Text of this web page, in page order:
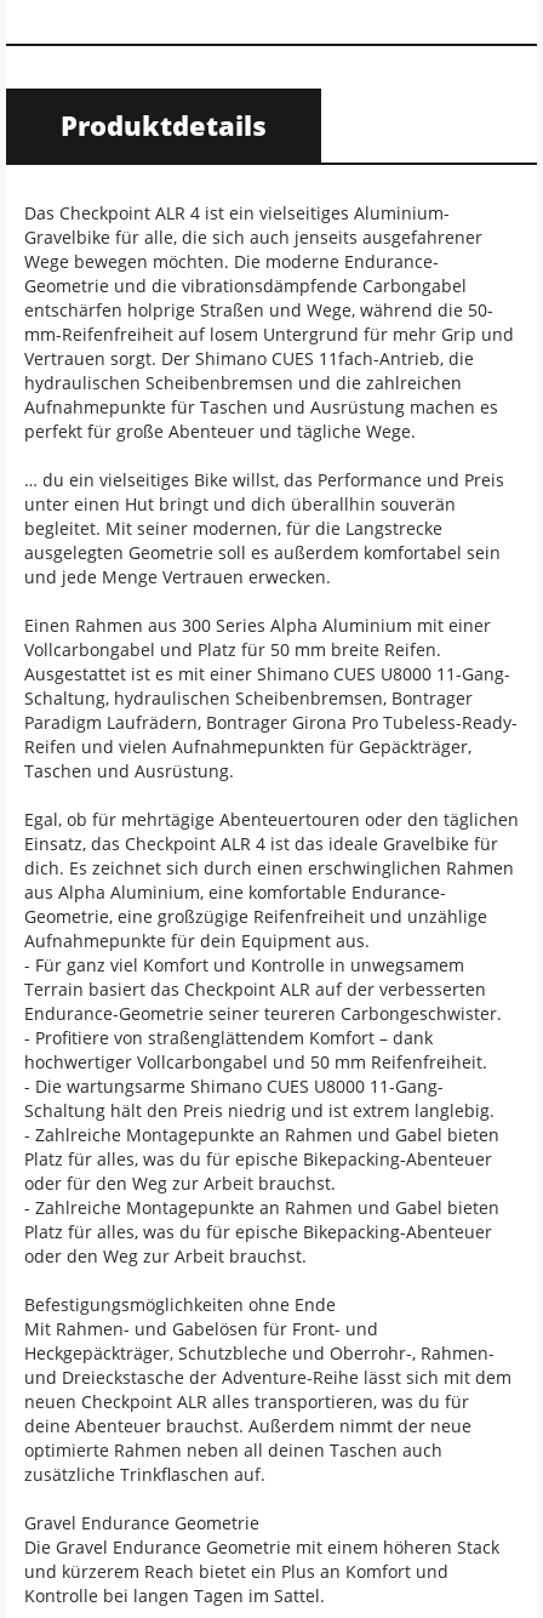
Produktdetails
Das Checkpoint ALR 4 ist ein vielseitiges Aluminium-
Gravelbike für alle, die sich auch jenseits ausgefahrener
Wege bewegen möchten. Die moderne Endurance-
Geometrie und die vibrationsdämpfende Carbongabel
entschärfen holprige Straßen und Wege, während die 50-
mm-Reifenfreiheit auf losem Untergrund für mehr Grip und
Vertrauen sorgt. Der Shimano CUES 11fach-Antrieb, die
hydraulischen Scheibenbremsen und die zahlreichen
Aufnahmepunkte für Taschen und Ausrüstung machen es
perfekt für große Abenteuer und tägliche Wege.
… du ein vielseitiges Bike willst, das Performance und Preis
unter einen Hut bringt und dich überallhin souverän
begleitet. Mit seiner modernen, für die Langstrecke
ausgelegten Geometrie soll es außerdem komfortabel sein
und jede Menge Vertrauen erwecken.
Einen Rahmen aus 300 Series Alpha Aluminium mit einer
Vollcarbongabel und Platz für 50 mm breite Reifen.
Ausgestattet ist es mit einer Shimano CUES U8000 11-Gang-
Schaltung, hydraulischen Scheibenbremsen, Bontrager
Paradigm Laufrädern, Bontrager Girona Pro Tubeless-Ready-
Reifen und vielen Aufnahmepunkten für Gepäckträger,
Taschen und Ausrüstung.
Egal, ob für mehrtägige Abenteuertouren oder den täglichen
Einsatz, das Checkpoint ALR 4 ist das ideale Gravelbike für
dich. Es zeichnet sich durch einen erschwinglichen Rahmen
aus Alpha Aluminium, eine komfortable Endurance-
Geometrie, eine großzügige Reifenfreiheit und unzählige
Aufnahmepunkte für dein Equipment aus.
- Für ganz viel Komfort und Kontrolle in unwegsamem
Terrain basiert das Checkpoint ALR auf der verbesserten
Endurance-Geometrie seiner teureren Carbongeschwister.
- Profitiere von straßenglättendem Komfort – dank
hochwertiger Vollcarbongabel und 50 mm Reifenfreiheit.
- Die wartungsarme Shimano CUES U8000 11-Gang-
Schaltung hält den Preis niedrig und ist extrem langlebig.
- Zahlreiche Montagepunkte an Rahmen und Gabel bieten
Platz für alles, was du für epische Bikepacking-Abenteuer
oder für den Weg zur Arbeit brauchst.
- Zahlreiche Montagepunkte an Rahmen und Gabel bieten
Platz für alles, was du für epische Bikepacking-Abenteuer
oder den Weg zur Arbeit brauchst.
Befestigungsmöglichkeiten ohne Ende
Mit Rahmen- und Gabelösen für Front- und
Heckgepäckträger, Schutzbleche und Oberrohr-, Rahmen-
und Dreieckstasche der Adventure-Reihe lässt sich mit dem
neuen Checkpoint ALR alles transportieren, was du für
deine Abenteuer brauchst. Außerdem nimmt der neue
optimierte Rahmen neben all deinen Taschen auch
zusätzliche Trinkflaschen auf.
Gravel Endurance Geometrie
Die Gravel Endurance Geometrie mit einem höheren Stack
und kürzerem Reach bietet ein Plus an Komfort und
Kontrolle bei langen Tagen im Sattel.